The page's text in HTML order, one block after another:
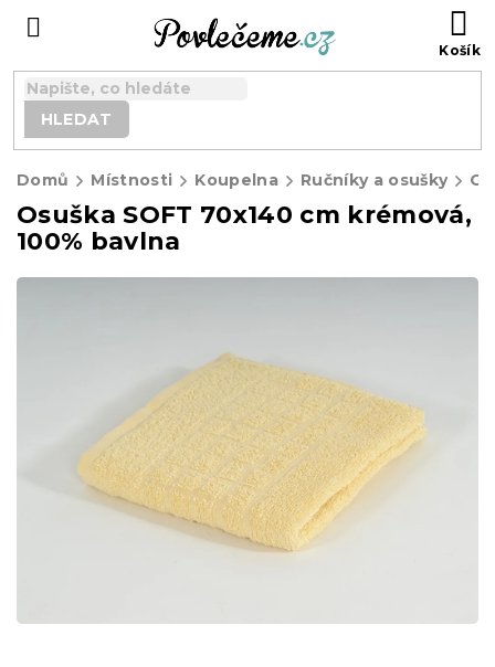
HLEDAT
Domů Místnosti Koupelna Ručníky a osušky
Osuška SOFT 70x140 cm krémová,
100% bavlna